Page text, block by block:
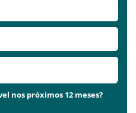
nos próximos 12 meses?